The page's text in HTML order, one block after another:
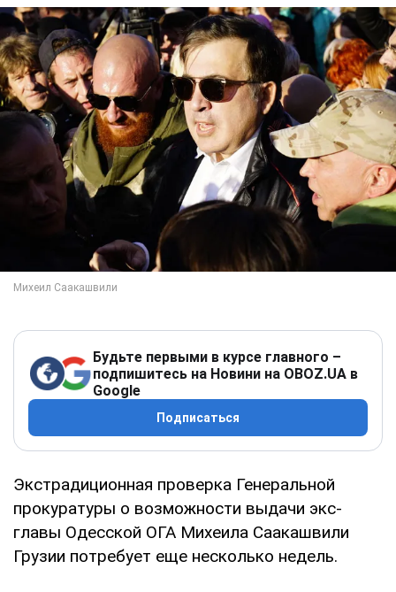
Будьте первыми в курсе главного –
подпишитесь на Новини на OBOZ.UA в
Google
Подписаться
Экстрадиционная проверка Генеральной
прокуратуры о возможности выдачи экс-
главы Одесской ОГА Михеила Саакашвили
Грузии потребует еще несколько недель.